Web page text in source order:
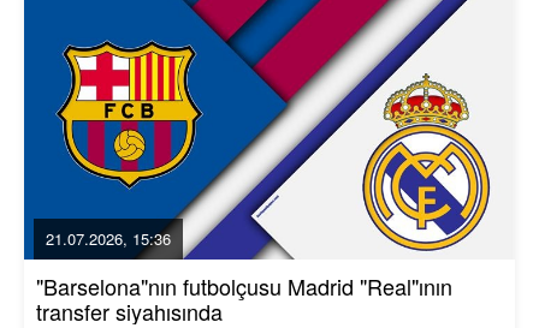
21.07.2026, 15:36
"Barselona"nın futbolçusu Madrid "Real"ının
transfer siyahısında